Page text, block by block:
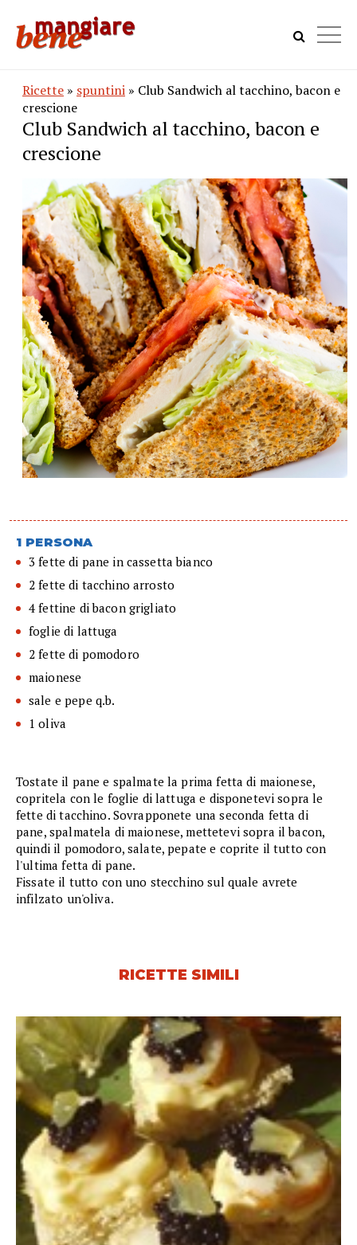
Ricette » spuntini » Club Sandwich al tacchino, bacon e
crescione
Club Sandwich al tacchino, bacon e
crescione
1 PERSONA
3 fette di pane in cassetta bianco
2 fette di tacchino arrosto
4 fettine di bacon grigliato
foglie di lattuga
2 fette di pomodoro
maionese
sale e pepe q.b.
1 oliva
Tostate il pane e spalmate la prima fetta di maionese,
copritela con le foglie di lattuga e disponetevi sopra le
fette di tacchino. Sovrapponete una seconda fetta di
pane, spalmatela di maionese, mettetevi sopra il bacon,
quindi il pomodoro, salate, pepate e coprite il tutto con
l'ultima fetta di pane.
Fissate il tutto con uno stecchino sul quale avrete
infilzato un'oliva.
RICETTE SIMILI